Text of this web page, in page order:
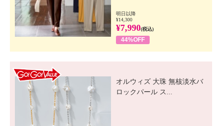
明日以降
¥14,300
¥7,990(税込)
44%OFF
オルウィズ 大珠 無核淡水バ
ロックパール ス...